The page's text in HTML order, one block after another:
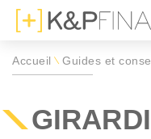
pour défiscaliser
dans l'ancien
le revenu (IR)
Accueil \ Guides et